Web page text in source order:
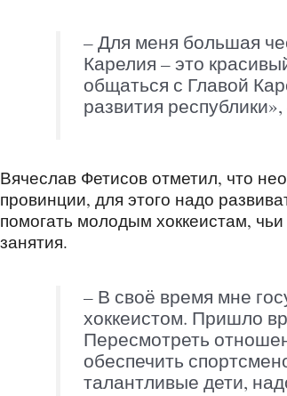
– Для меня большая
Карелия – это
общаться с Главой
развития
Вячеслав Фетисов отметил, что
провинции, для этого надо
помогать молодым хоккеистам,
занятия.
– В своё время мне
хоккеистом. Пришло
Пересмотреть
обеспечить
талантливые дети,